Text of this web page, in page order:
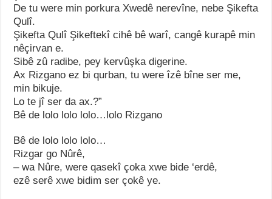
De tu were min porkura Xwedê nerevîne, nebe Şikefta
Qulî.
Şikefta Qulî Şikeftekî cihê bê warî, cangê kurapê min
nêçirvan e.
Sibê zû radibe, pey kervûşka digerine.
Ax Rizgano ez bi qurban, tu were îzê bîne ser me,
min bikuje.
Lo te jî ser da ax.?”
Bê de lolo lolo lolo…lolo Rizgano
Bê de lolo lolo lolo…
Rizgar go Nûrê,
– wa Nûre, were qasekî çoka xwe bide ‘erdê,
ezê serê xwe bidim ser çokê ye.